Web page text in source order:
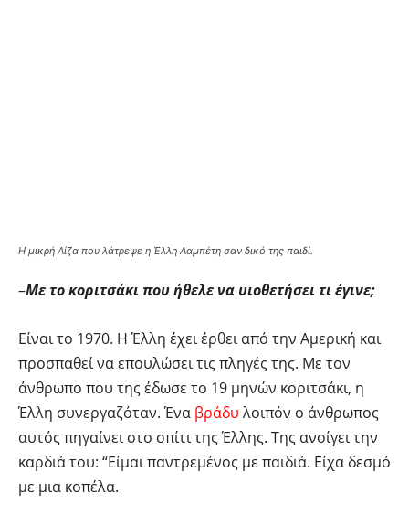
Η μικρή Λίζα που λάτρεψε η Έλλη Λαμπέτη σαν δικό της παιδί.
–Με το κοριτσάκι που ήθελε να υιοθετήσει τι έγινε;
Είναι το 1970. Η Έλλη έχει έρθει από την Αμερική και
προσπαθεί να επουλώσει τις πληγές της. Με τον
άνθρωπο που της έδωσε το 19 μηνών κοριτσάκι, η
Έλλη συνεργαζόταν. Ένα βράδυ λοιπόν ο άνθρωπος
αυτός πηγαίνει στο σπίτι της Έλλης. Της ανοίγει την
καρδιά του: “Είμαι παντρεμένος με παιδιά. Είχα δεσμό
με μια κοπέλα.